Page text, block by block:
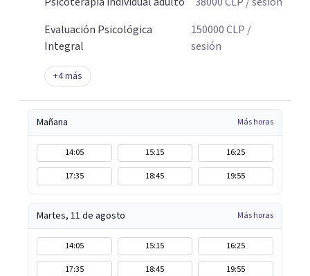
Evaluación Psicológica
Integral
150000CLP /
sesión
+4más
Mañana Más horas
14:05 15:15
16:25
17:35
18:45 19:55
Martes, 11 de agosto Más horas
14:05 15:15
16:25
17:35
18:45 19:55